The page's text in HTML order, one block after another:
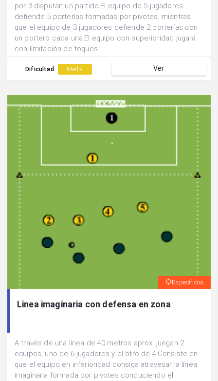
por 3 disputan un partido.El equipo de 5 jugadores
defiende 5 porterías formadas por pivotes, mientras
que el equipo de 3 jugadores defiende 2 porterías con
un portero cada una.El equipo con superioridad jugará
con limitación de toques.
Dificultad Media Ver
Específicos
Linea imaginaria con defensa en zona
A través de una línea de 40 metros aprox. juegan 2
equipos, uno de 6 jugadores y el otro de 4.Consiste en
que el equipo en inferioridad consiga atravesar la línea
imaginaria formada por pivotes conduciendo el